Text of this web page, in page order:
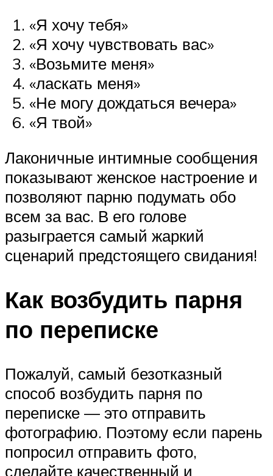
«Я хочу тебя»
«Я хочу чувствовать вас»
«Возьмите меня»
«ласкать меня»
«Не могу дождаться вечера»
«Я твой»
Лаконичные интимные сообщения
показывают женское настроение и
позволяют парню подумать обо
всем за вас. В его голове
разыграется самый жаркий
сценарий предстоящего свидания!
Как возбудить парня
по переписке
Пожалуй, самый безотказный
способ возбудить парня по
переписке — это отправить
фотографию. Поэтому если парень
попросил отправить фото,
сделайте качественный и